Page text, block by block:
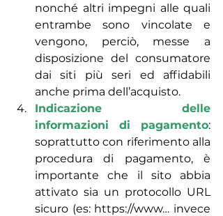
nonché altri impegni alle quali
entrambe sono vincolate e
vengono, perciò, messe a
disposizione del consumatore
dai siti più seri ed affidabili
anche prima dell’acquisto.
Indicazione delle
informazioni di pagamento:
soprattutto con riferimento alla
procedura di pagamento, è
importante che il sito abbia
attivato sia un protocollo URL
sicuro (es: https://www… invece